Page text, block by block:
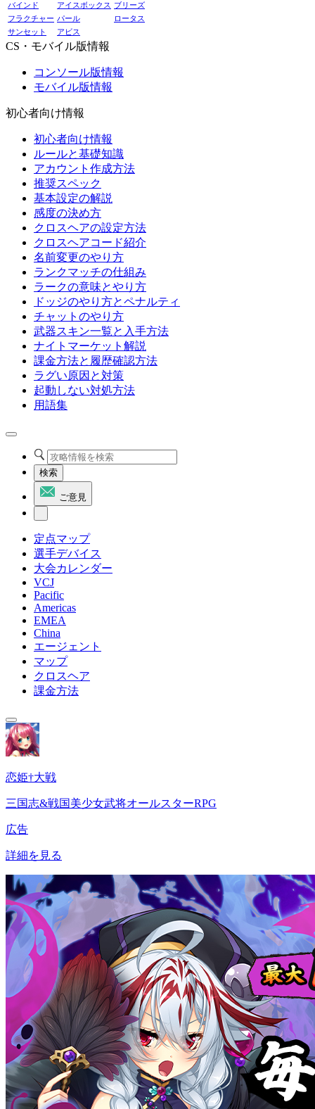
バインド
アイスボックス ブリーズ
フラクチャー パール
ロータス
サンセット
アビス
CS・モバイル版情報
コンソール版情報
モバイル版情報
初心者向け情報
初心者向け情報
ルールと基礎知識
アカウント作成方法
推奨スペック
基本設定の解説
感度の決め方
クロスヘアの設定方法
クロスヘアコード紹介
名前変更のやり方
ランクマッチの仕組み
ラークの意味とやり方
ドッジのやり方とペナルティ
チャットのやり方
武器スキン一覧と入手方法
ナイトマーケット解説
課金方法と履歴確認方法
ラグい原因と対策
起動しない対処方法
用語集
検索
ご意見
定点マップ
選手デバイス
大会カレンダー
VCJ
Pacific
Americas
EMEA
China
エージェント
マップ
クロスヘア
課金方法
恋姫†大戦
三国志&戦国美少女武将オールスターRPG
広告
詳細を見る